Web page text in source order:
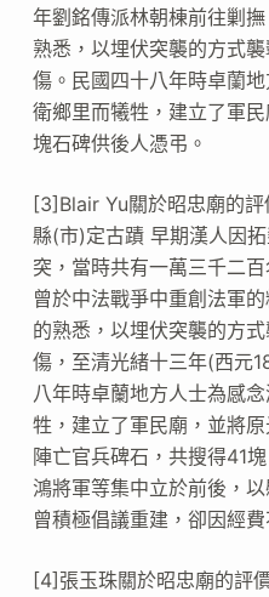
年劉銘傳派林朝棟前往剿
熟悉，以埋伏突襲的方式
傷。民國四十八年時卓蘭
衛鄉里而犧牲，建立了軍
塊石碑供後人憑弔。
[3]Blair Yu關於昭忠廟的評
縣(市)定古蹟 早期漢人因
突，當時共有一萬三千二
曾於中法戰爭中重創法軍
的熟悉，以埋伏突襲的方
傷，至清光緒十三年(西元
八年時卓蘭地方人士為感
牲，建立了軍民廟，並將
陣亡官兵碑石，共搜得41
鴻將軍等集中立於前後，
曾積極倡議重建，卻因經費
[4]張玉珠關於昭忠廟的評價